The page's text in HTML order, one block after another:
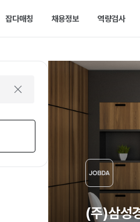
잡다매칭
매칭에 대한 모든 정보를 한곳에서
채용정보
채용 스케줄을 놓
역량검사
(주)삼성